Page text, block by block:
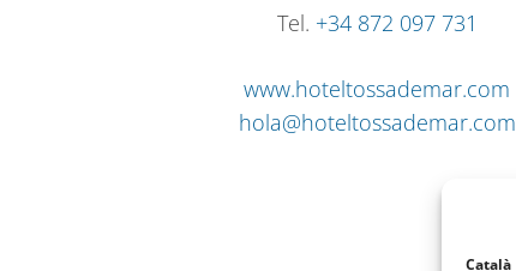
Català
Tel. +34 872 097 731
www.hoteltossademar.com
hola@hoteltossademar.com